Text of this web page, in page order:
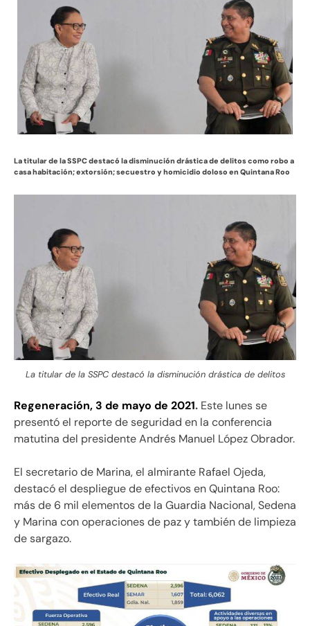
La titular de la SSPC destacó la disminución drástica de delitos como robo a
casa habitación; extorsión; secuestro y homicidio doloso en Quintana Roo
La titular de la SSPC destacó la disminución drástica de delitos
Regeneración, 3 de mayo de 2021. Este lunes se
presentó el reporte de seguridad en la conferencia
matutina del presidente Andrés Manuel López Obrador.
El secretario de Marina, el almirante Rafael Ojeda,
destacó el despliegue de efectivos en Quintana Roo:
más de 6 mil elementos de la Guardia Nacional, Sedena
y Marina con operaciones de paz y también de limpieza
de sargazo.